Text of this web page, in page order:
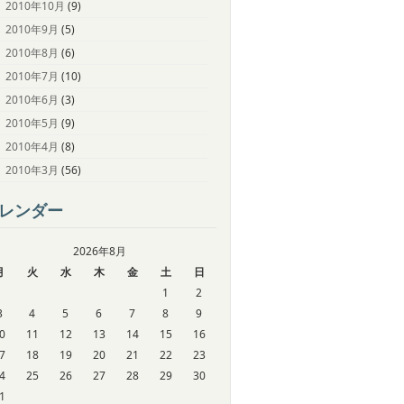
2010年10月 (9)
2010年9月 (5)
2010年8月 (6)
2010年7月 (10)
2010年6月 (3)
2010年5月 (9)
2010年4月 (8)
2010年3月 (56)
ンダー
2026年8月
火 水 木 金 土
日
1
2
4 5 6 7 8
9
11 12 13 14 15
16
18 19 20 21 22
23
25 26 27 28 29
30